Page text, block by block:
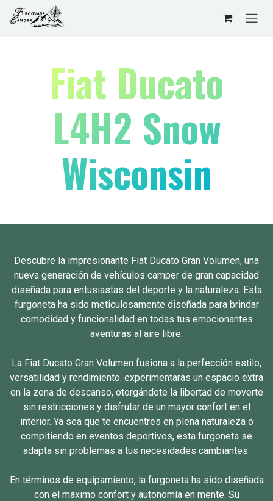
Ir al contenido
Fiat Ducato
L4H2 Snow
Wisconsin​
Descubre la impresionante Fiat Ducato Gran Volumen, una
nueva generación de vehículos camper de gran capacidad
diseñada para entusiastas del deporte y la naturaleza. Esta
furgoneta ha sido meticulosamente diseñada para brindar
comodidad y funcionalidad en todas tus emocionantes
aventuras al aire libre.
La Fiat Ducato Gran Volumen fusiona a la perfección estilo,
versatilidad y rendimiento. experimentarás un espacio extra
en la zona de descanso, otorgándote la libertad de moverte
sin restricciones y disfrutar de un mayor confort en el
interior. Ya sea que te encuentres en plena naturaleza o
compitiendo en eventos deportivos, esta furgoneta se
adapta sin problemas a tus necesidades cambiantes.
En términos de equipamiento, la furgoneta ha sido diseñada
con el máximo confort y autonomía en mente. Su